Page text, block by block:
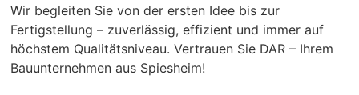
Wir begleiten Sie von der ersten Idee bis zur
Fertigstellung – zuverlässig, effizient und immer auf
höchstem Qualitätsniveau. Vertrauen Sie DAR – Ihrem
Bauunternehmen aus Spiesheim!